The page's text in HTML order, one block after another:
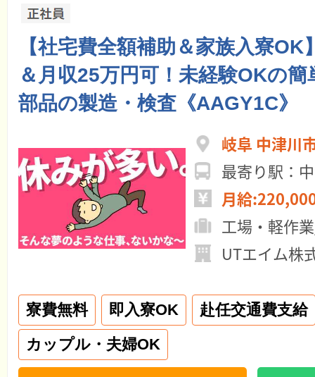
【社宅費全額補助＆家族入寮OK
＆月収25万円可！未経験OKの
部品の製造・検査《AAGY1C》
岐阜 中津川
月給
工場・軽作
UTエイム株
寮費無料 即入寮OK
赴任交通費支給
カップル・夫婦OK